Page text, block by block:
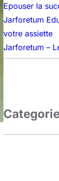
Epouser la
Jarforetum
votre assiette
Jarforetum –